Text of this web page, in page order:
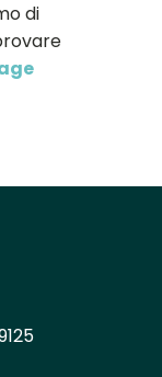
di